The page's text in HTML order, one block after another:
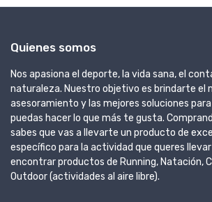
Quienes somos
Nos apasiona el deporte, la vida sana, el
naturaleza. Nuestro objetivo es brindarte el
asesoramiento y las mejores soluciones
puedas hacer lo que más te gusta.
sabes que vas a llevarte un producto de
específico para la actividad que queres
encontrar productos de Running, Natación,
Outdoor (actividades al aire libre).